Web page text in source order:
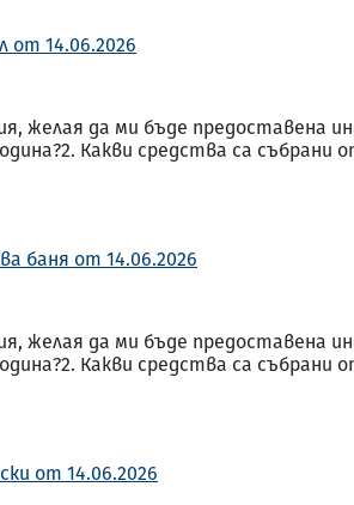
от 14.06.2026
желая да ми бъде предоставена
Какви средства са събрани
баня от 14.06.2026
желая да ми бъде предоставена
Какви средства са събрани
от 14.06.2026